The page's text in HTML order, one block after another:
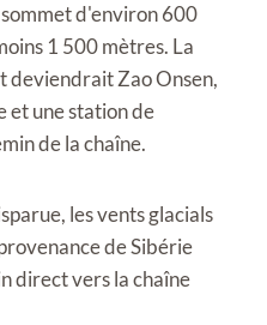
d'environ 600
1 500 mètres. La
deviendrait Zao Onsen,
et une station de
de la chaîne.
les vents glacials
de Sibérie
direct vers la chaîne